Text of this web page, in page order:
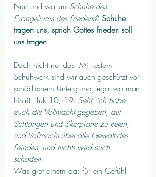
Nun und warum Schuhe des
Evangeliums des Friedens? Schuhe
tragen uns, sprich Gottes Frieden soll
uns tragen.
Doch nicht nur das. Mit festem
Schuhwerk sind wir auch geschützt vor
schädlichem Untergrund, egal wo man
hintritt. Luk 10, 19: Seht, ich habe
euch die Vollmacht gegeben, auf
Schlangen und Skorpione zu treten,
und Vollmacht über alle Gewalt des
Feindes, und nichts wird euch
schaden.
Was gibt einem das für ein Gefühl